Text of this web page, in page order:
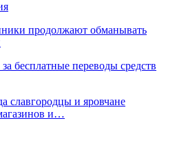
продолжают обманывать
бесплатные переводы средств
славгородцы и яровчане
и…